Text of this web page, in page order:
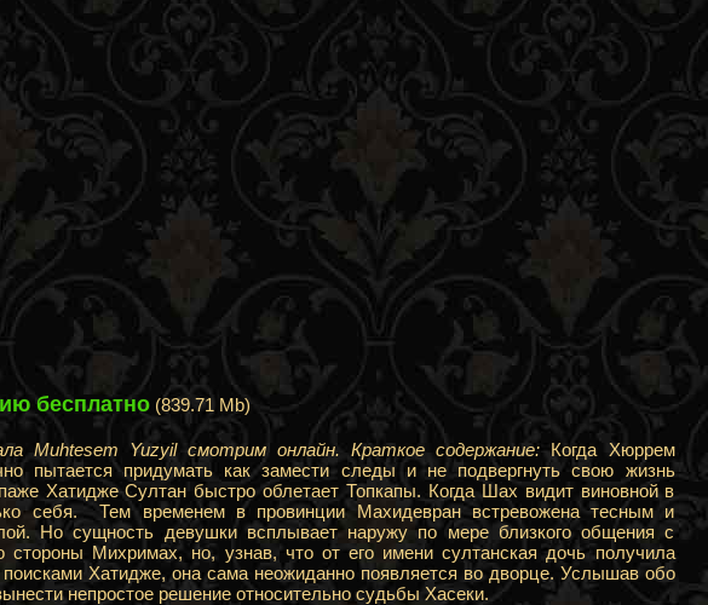
бесплатно(839.71 Mb)
Muhtesem Yuzyil смотрим онлайн. Краткое содержание:Когда Хюррем
пытается придумать как замести следы и не подвергнуть свою жизнь
Хатидже Султан быстро облетает Топкапы. Когда Шах видит виновной в
себя. Тем временем в провинции Махидевран встревожена тесным и
Но сущность девушки всплывает наружу по мере близкого общения с
Михримах, но, узнав, что от его имени султанская дочь получила
Хатидже, она сама неожиданно появляется во дворце. Услышав обо
непростое решение относительно судьбы Хасеки.